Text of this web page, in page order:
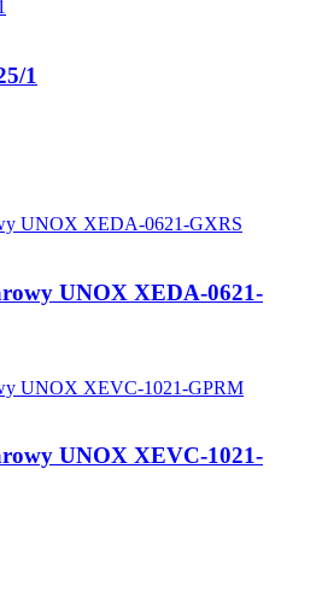
1
UNOX XEDA-0621-
UNOX XEVC-1021-